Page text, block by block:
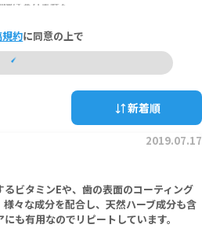
はありません
規約に同意の上で
新着順
2019.07.17
ビタミンEや、歯の表面のコーティング
々な成分を配合し、天然ハーブ成分も含
も有用なのでリピートしています。